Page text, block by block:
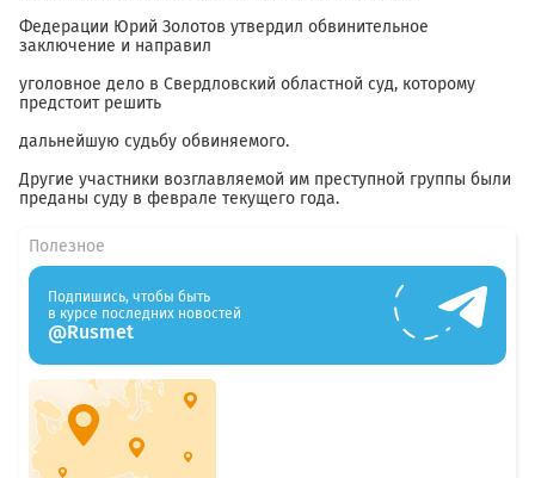
Федерации Юрий Золотов утвердил обвинительное
заключение и направил
уголовное дело в Свердловский областной суд, которому
предстоит решить
дальнейшую судьбу обвиняемого.
Другие участники возглавляемой им преступной группы были
преданы суду в феврале текущего года.
Полезное
Подпишись, чтобы быть
в курсе последних новостей
@Rusmet